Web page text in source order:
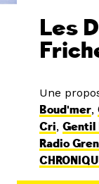
Les
Une
Boud'mer,
Cri, Gentil
Radio